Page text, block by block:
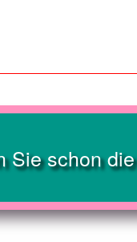
Sie schon